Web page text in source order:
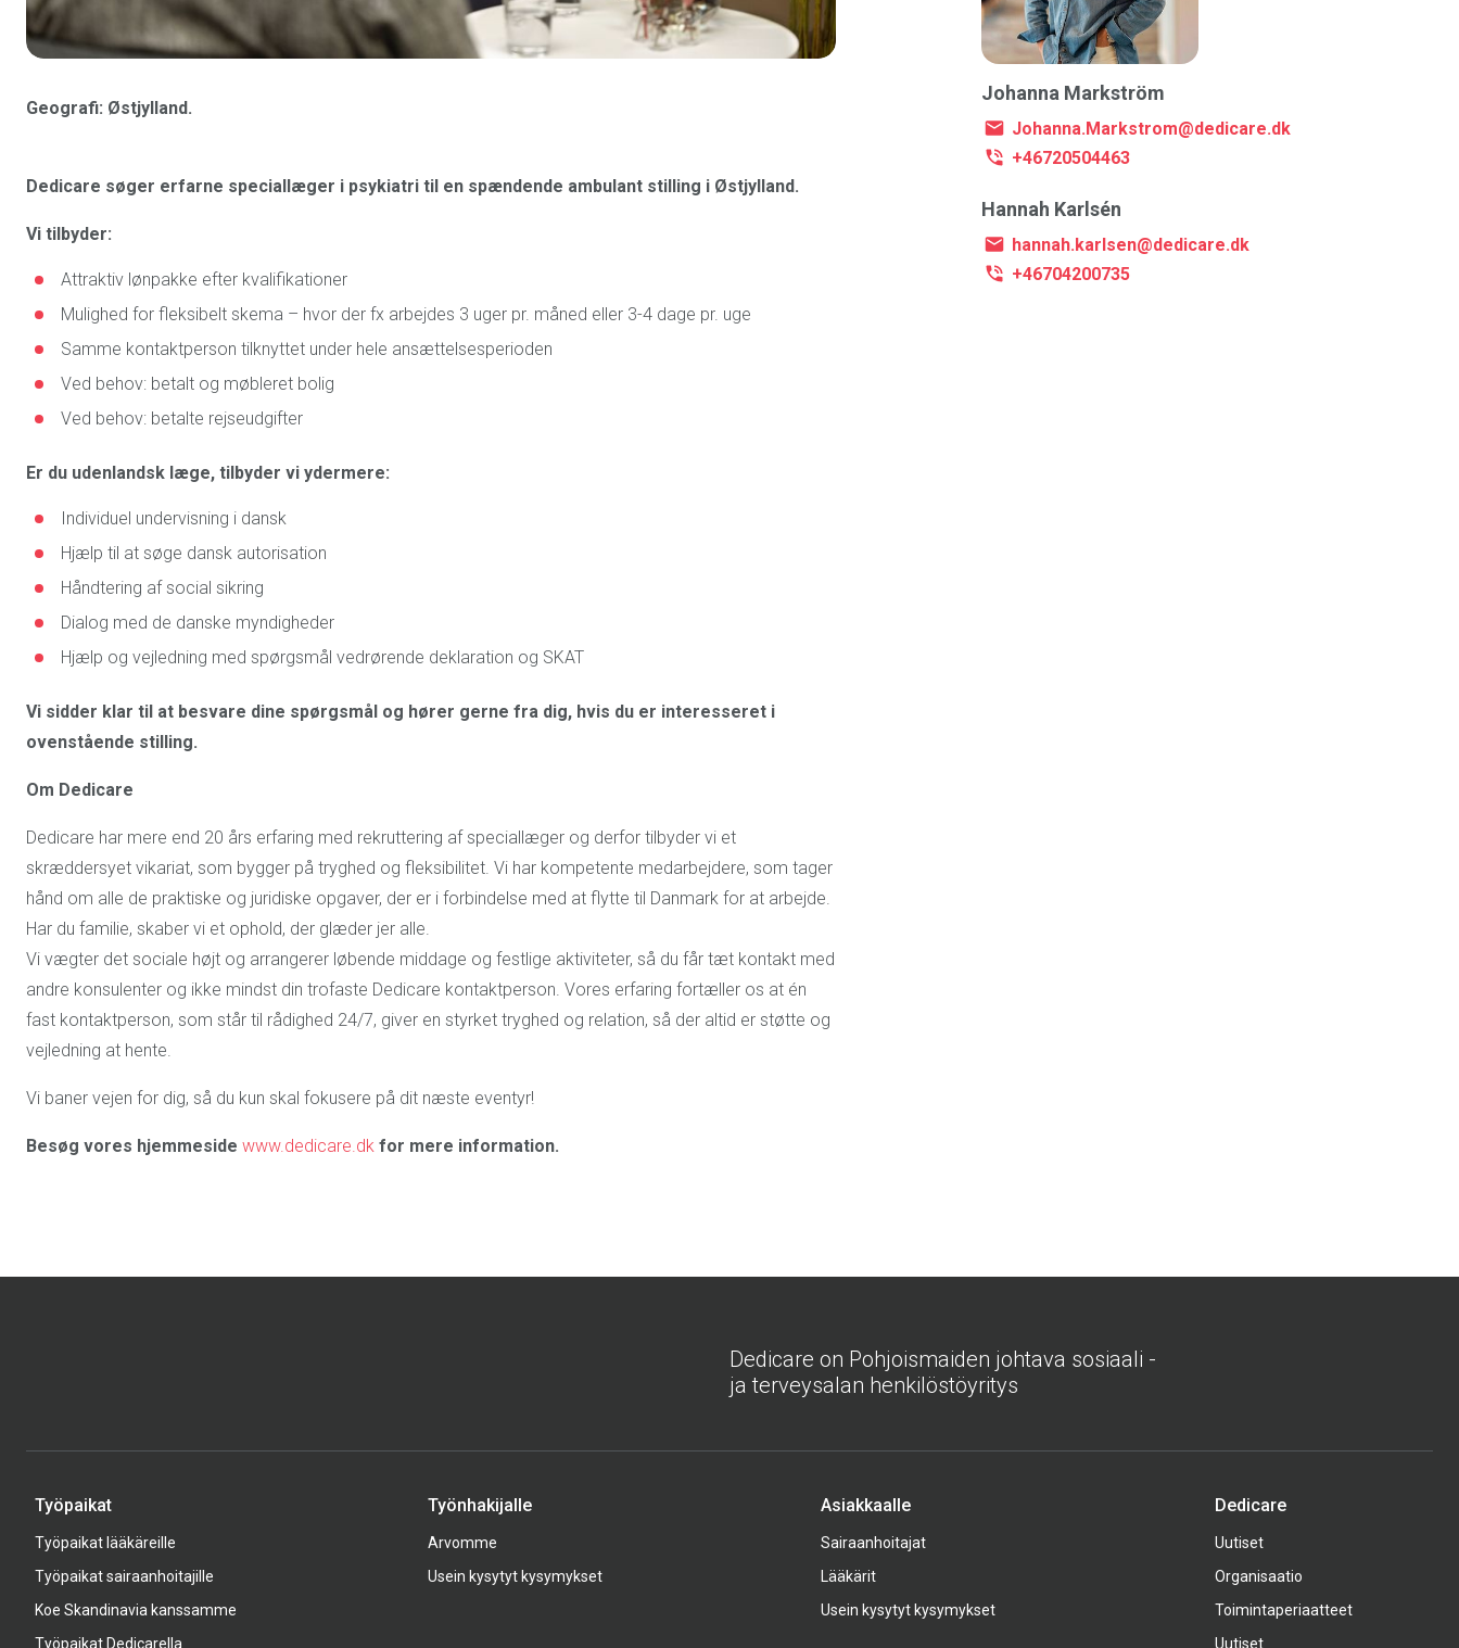
Geografi: Østjylland.
Dedicare søger erfarne speciallæger i psykiatri til en spændende ambulant stilling i Østjylland.
Vi tilbyder:
Attraktiv lønpakke efter kvalifikationer
Mulighed for fleksibelt skema – hvor der fx arbejdes 3 uger pr. måned eller 3-4 dage pr. uge
Samme kontaktperson tilknyttet under hele ansættelsesperioden
Ved behov: betalt og møbleret bolig
Ved behov: betalte rejseudgifter
Er du udenlandsk læge, tilbyder vi ydermere:
Individuel undervisning i dansk
Hjælp til at søge dansk autorisation
Håndtering af social sikring
Dialog med de danske myndigheder
Hjælp og vejledning med spørgsmål vedrørende deklaration og SKAT
Vi sidder klar til at besvare dine spørgsmål og hører gerne fra dig, hvis du er interesseret i
ovenstående stilling.
Om Dedicare
Dedicare har mere end 20 års erfaring med rekruttering af speciallæger og derfor tilbyder vi et
skræddersyet vikariat, som bygger på tryghed og fleksibilitet. Vi har kompetente medarbejdere, som tager
hånd om alle de praktiske og juridiske opgaver, der er i forbindelse med at flytte til Danmark for at arbejde.
Har du familie, skaber vi et ophold, der glæder jer alle.
Vi vægter det sociale højt og arrangerer løbende middage og festlige aktiviteter, så du får tæt kontakt med
andre konsulenter og ikke mindst din trofaste Dedicare kontaktperson. Vores erfaring fortæller os at én
fast kontaktperson, som står til rådighed 24/7, giver en styrket tryghed og relation, så der altid er støtte og
vejledning at hente.
Vi baner vejen for dig, så du kun skal fokusere på dit næste eventyr!
Besøg vores hjemmeside www.dedicare.dk for mere information.
Johanna Markström
Johanna.Markstrom@dedicare.dk
+46720504463
Hannah Karlsén
hannah.karlsen@dedicare.dk
+46704200735
Dedicare on Pohjoismaiden johtava sosiaali -
ja terveysalan henkilöstöyritys
Työpaikat
Työpaikat lääkäreille
Työpaikat sairaanhoitajille
Koe Skandinavia kanssamme
Työpaikat Dedicarella
Työnhakijalle
Arvomme
Usein kysytyt kysymykset
Asiakkaalle
Sairaanhoitajat
Lääkärit
Usein kysytyt kysymykset
Dedicare
Uutiset
Organisaatio
Toimintaperiaatteet
Uutiset